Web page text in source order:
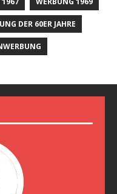
DER 60ER JAHRE